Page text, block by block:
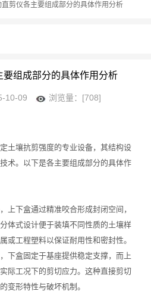
直剪仪各主要组成部分的具体作用分析
要组成部分的具体作用分析
10-09 浏览量：[708]
壤抗剪强度的专业设备，其结构设
术。以下是各主要组成部分的具体作
下盒通过精准咬合形成封闭空间，
体式设计便于装填不同性质的土壤样
或工程塑料以保证耐用性和密封性。
盒固定于基座提供稳定支撑，而上
际工况下的剪切应力。这种直接剪切
变形特性与破坏机制。